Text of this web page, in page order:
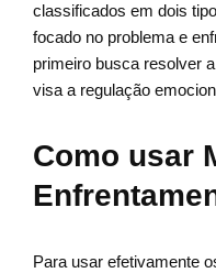
classificados em dois
focado no problema e
primeiro busca resolver
visa a regulação
Como usar
Para usar efetivamente